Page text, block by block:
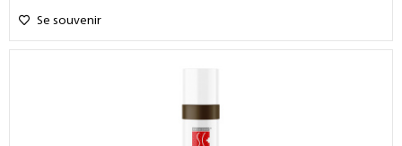
Se souvenir